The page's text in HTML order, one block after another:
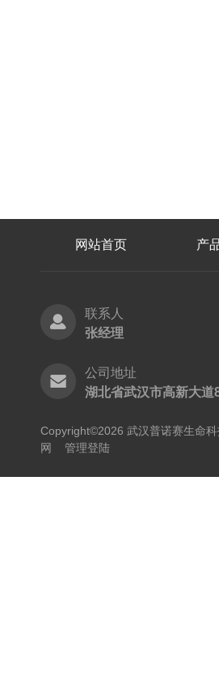
网站首页 产
联系人
张经理
公司地址
湖北省武汉市高新大道
Copyright©2026 武汉普诺赛生命
网
管理登陆